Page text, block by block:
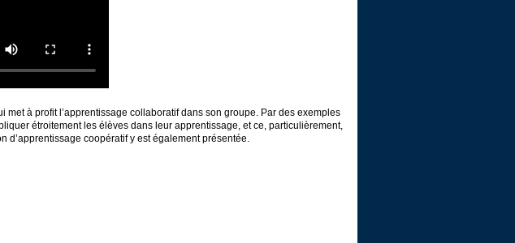
à profit l’apprentissage collaboratif dans son groupe. Par des exemples
étroitement les élèves dans leur apprentissage, et ce, particulièrement,
coopératif y est également présentée.